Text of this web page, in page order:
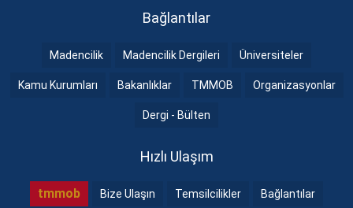
Bağlantılar
Madencilik Madencilik Dergileri Üniversiteler
Kamu Kurumları Bakanlıklar TMMOB Organizasyonlar
Dergi - Bülten
Hızlı Ulaşım
tmmob Bize Ulaşın Temsilcilikler Bağlantılar